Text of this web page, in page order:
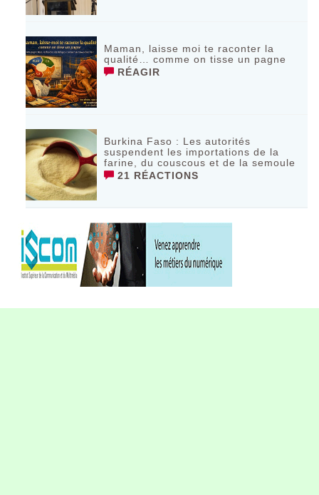
Maman, laisse moi te raconter la
qualité… comme on tisse un pagne
RÉAGIR
Burkina Faso : Les autorités
suspendent les importations de la
farine, du couscous et de la semoule
21 RÉACTIONS